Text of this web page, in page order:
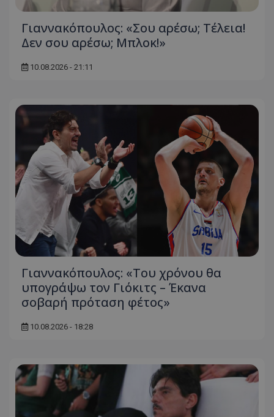
Γιαννακόπουλος: «Σου αρέσω; Τέλεια!
Δεν σου αρέσω; Μπλοκ!»
10.08.2026 - 21:11
Γιαννακόπουλος: «Του χρόνου θα
υπογράψω τον Γιόκιτς – Έκανα
σοβαρή πρόταση φέτος»
10.08.2026 - 18:28